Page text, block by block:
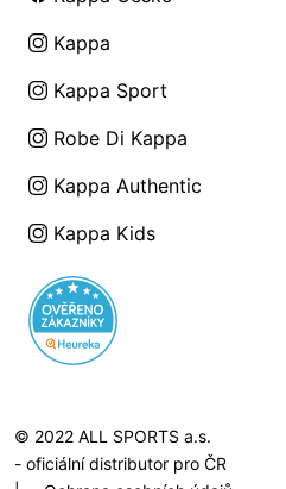
Kappa
Kappa Sport
Robe Di Kappa
Kappa Authentic
Kappa Kids
© 2022 ALL SPORTS a.s.
- oficiální distributor pro ČR